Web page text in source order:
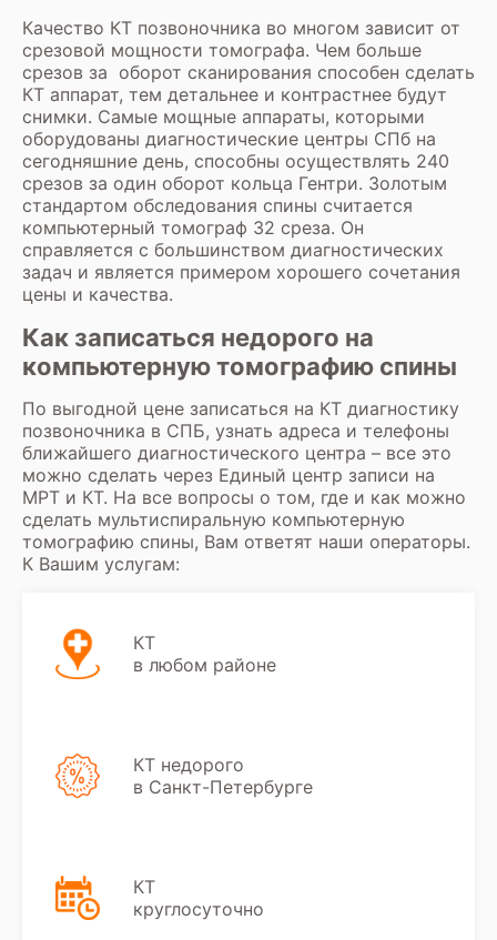
Качество КТ позвоночника во многом зависит от
срезовой мощности томографа. Чем больше
срезов за оборот сканирования способен сделать
КТ аппарат, тем детальнее и контрастнее будут
снимки. Самые мощные аппараты, которыми
оборудованы диагностические центры СПб на
сегодняшние день, способны осуществлять 240
срезов за один оборот кольца Гентри. Золотым
стандартом обследования спины считается
компьютерный томограф 32 среза. Он
справляется с большинством диагностических
задач и является примером хорошего сочетания
цены и качества.
Как записаться недорого на
компьютерную томографию спины
По выгодной цене записаться на КТ диагностику
позвоночника в СПБ, узнать адреса и телефоны
ближайшего диагностического центра – все это
можно сделать через Единый центр записи на
МРТ и КТ. На все вопросы о том, где и как можно
сделать мультиспиральную компьютерную
томографию спины, Вам ответят наши операторы.
К Вашим услугам:
КТ
в любом районе
КТ недорого
в Санкт-Петербурге
КТ
круглосуточно